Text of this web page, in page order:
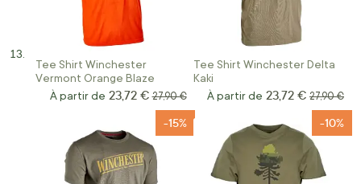
Tee Shirt Winchester
Vermont Orange Blaze
À partir de 23,72 € Prix normal
27,90 €
Tee Shirt Winchester Delta
Kaki
À partir de 23,72 € Prix
27,90 €
-15% -10%